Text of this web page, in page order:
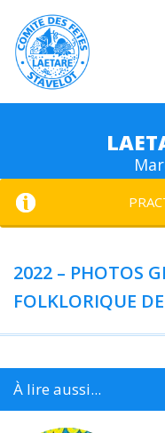
2022 – PHOTOS
FOLKLORIQUE
À lire aussi...